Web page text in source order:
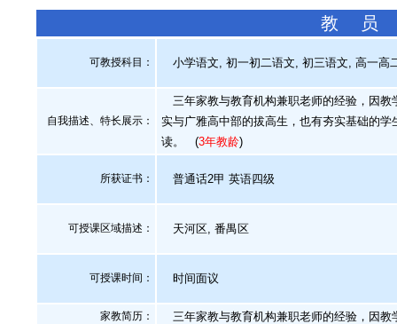
教 员
可教授科目： 小学语文, 初一初二语文, 初三语文, 高一高
自我描述、特长展示 ：
三年家教与教育机构兼职老师的经验，因教
实与广雅高中部的拔高生，也有夯实基础的
读。
(3年教龄)
所获证书 ： 普通话2甲 英语四级
可授课区域描述： 天河区, 番禺区
可授课时间： 时间面议
家教简历：
三年家教与教育机构兼职老师的经验，因教